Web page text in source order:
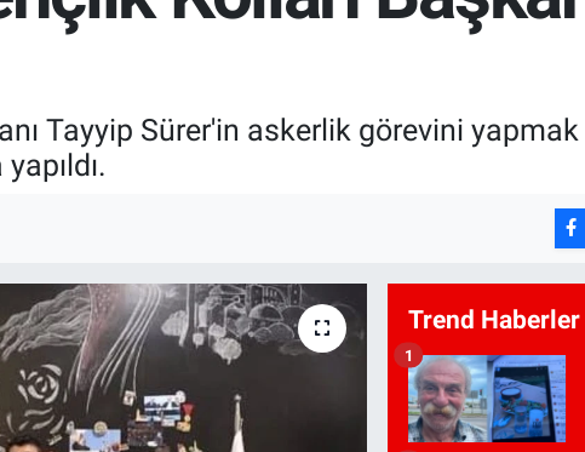
Tayyip Sürer'in askerlik görevini yapmak
Trend Haberler
1